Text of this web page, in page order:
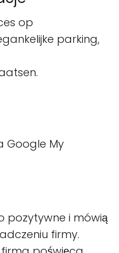
op
parking,
Google My
pozytywne i mówią
firmy.